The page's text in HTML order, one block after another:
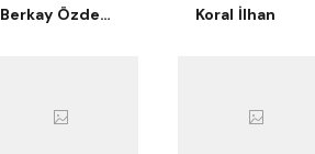
Berkay Özdemir Koral İlhan